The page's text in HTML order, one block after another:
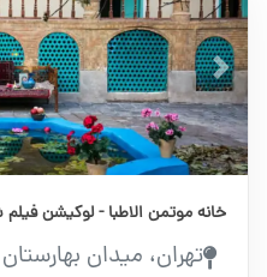
Next
خانه موتمن الاطبا - لوکیشن فیلم
تهران، میدان